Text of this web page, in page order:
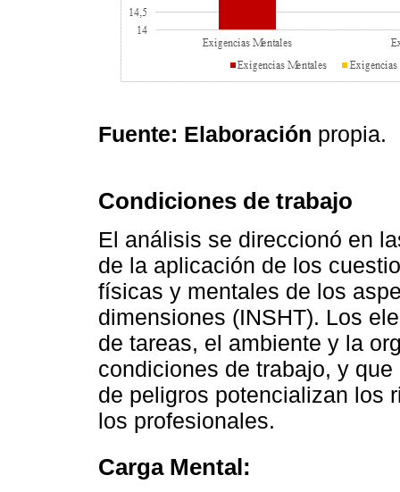
Fuente: Elaboración propia.
Condiciones de trabajo
El análisis se direccionó en
de la aplicación de los
físicas y mentales de los
dimensiones (INSHT). Los
de tareas, el ambiente y la
condiciones de trabajo, y
de peligros potencializan los
los profesionales.
Carga Mental: